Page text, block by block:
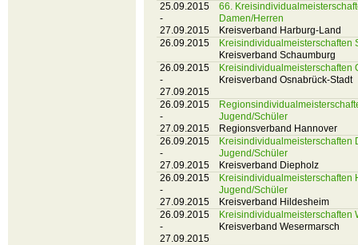
25.09.2015
-
27.09.2015
66.
Damen/Herren
Kreisverband Harburg-Land
26.09.2015
Kreisindividualmeisterschaften
Kreisverband Schaumburg
26.09.2015
-
27.09.2015
Kreisindividualmeisterschaften
Kreisverband Osnabrück-Stadt
26.09.2015
-
27.09.2015
Jugend/Schüler
Regionsverband Hannover
26.09.2015
-
27.09.2015
Kreisindividualmeisterschaften
Jugend/Schüler
Kreisverband Diepholz
26.09.2015
-
27.09.2015
Kreisindividualmeisterschaften
Jugend/Schüler
Kreisverband Hildesheim
26.09.2015
-
27.09.2015
Kreisindividualmeisterschaften
Kreisverband Wesermarsch